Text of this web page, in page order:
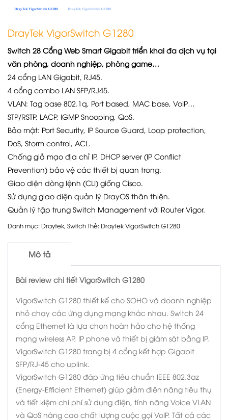
DrayTek VigorSwitch G1280
Switch 28 Cổng Web Smart Gigabit triển khai đa dịch vụ tại
văn phòng, doanh nghiệp, phòng game…
24 cổng LAN Gigabit, RJ45.
4 cổng combo LAN SFP/RJ45.
VLAN: Tag base 802.1q, Port based, MAC base, VoIP…
STP/RSTP, LACP, IGMP Snooping, QoS.
Bảo mật: Port Security, IP Source Guard, Loop protection,
DoS, Storm control, ACL.
Chống giả mạo địa chỉ IP, DHCP server (IP Conflict
Prevention) bảo vệ các thiết bị quan trong.
Giao diện dòng lệnh (CLI) giống Cisco.
Sử dụng giao diện quản lý DrayOS thân thiện.
Quản lý tập trung Switch Management với Router Vigor.
Danh mục:Draytek, SwitchThẻ:DrayTek VigorSwitch G1280
Mô tả
Bài review chi tiết VigorSwitch G1280
VigorSwitch G1280 thiết kế cho SOHO và doanh nghiệp
nhỏ chạy các ứng dụng mạng khác nhau. Switch 24
cổng Ethernet là lựa chọn hoàn hảo cho hệ thống
mạng wireless AP, IP phone và thiết bị giám sát bằng IP.
VigorSwitch G1280 trang bị 4 cổng kết hợp Gigabit
SFP/RJ-45 cho uplink.
VigorSwitch G1280 đáp ứng tiêu chuẩn IEEE 802.3az
(Energy-Efficient Ethernet) giúp giảm điện năng tiêu thụ
và tiết kiệm chi phí sử dụng điện, tính năng Voice VLAN
và QoS nâng cao chất lượng cuộc gọi VoIP. Tất cả các